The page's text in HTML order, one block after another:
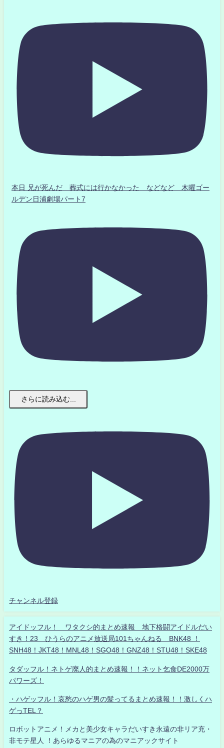
本日 兄が死んだ 葬式には行かなかった などなど 木曜ゴー
ルデン日浦劇場パート7
さらに読み込む...
チャンネル登録
アイドッフル！ ワタクシ的まとめ速報 地下格闘アイドルだい
すき！23 ひうらのアニメ放送局101ちゃんねる BNK48 ！
SNH48！JKT48！MNL48！SGO48！GNZ48！STU48！SKE48
タダッフル！ネトゲ廃人的まとめ速報！！ネット乞食DE2000万
パワーズ！
・ハゲッフル！哀愁のハゲ男の髪ってるまとめ速報！！激しくハ
ゲっTEL？
ロボットアニメ！メカと美少女キャラだいすき永遠の非リア充・
非モテ星人 ！あらゆるマニアの為のマニアックサイト